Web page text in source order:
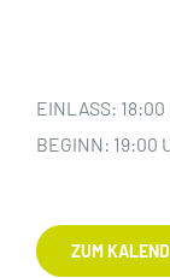
EINLASS: 18:00
BEGINN: 19:00
ZUM